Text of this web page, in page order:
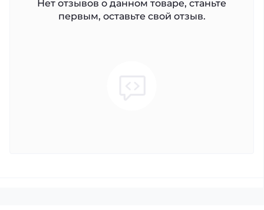
Нет отзывов о данном товаре, станьте
первым, оставьте свой отзыв.